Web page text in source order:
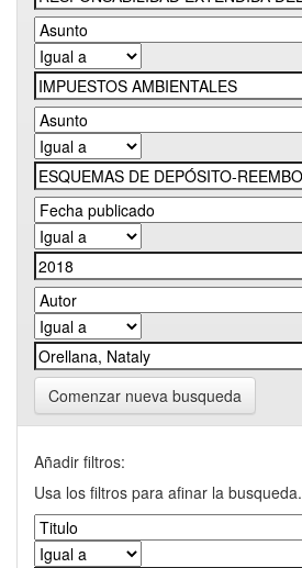
Comenzar nueva busqueda
Añadir filtros:
Usa los filtros para afinar la busqueda.